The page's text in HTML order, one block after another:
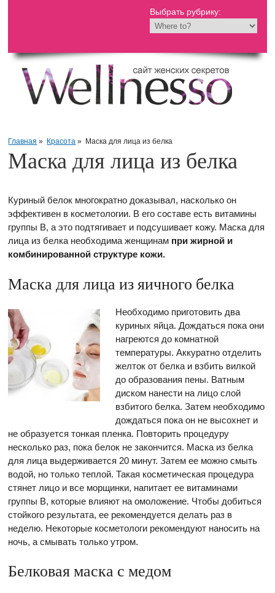
Выбрать рубрику:
Главная » Красота » Маска для лица из белка
Маска для лица из белка
Куриный белок многократно доказывал, насколько он
эффективен в косметологии. В его составе есть витамины
группы В, а это подтягивает и подсушивает кожу. Маска для
лица из белка необходима женщинам при жирной и
комбинированной структуре кожи.
Маска для лица из яичного белка
Необходимо приготовить два
куриных яйца. Дождаться пока они
нагреются до комнатной
температуры. Аккуратно отделить
желток от белка и взбить вилкой
до образования пены. Ватным
диском нанести на лицо слой
взбитого белка. Затем необходимо
дождаться пока он не высохнет и
не образуется тонкая пленка. Повторить процедуру
несколько раз, пока белок не закончится. Маска из белка
для лица выдерживается 20 минут. Затем ее можно смыть
водой, но только теплой. Такая косметическая процедура
стянет лицо и все морщинки, напитает ее витаминами
группы В, которые влияют на омоложение. Чтобы добиться
стойкого результата, ее рекомендуется делать раз в
неделю. Некоторые косметологи рекомендуют наносить на
ночь, а смывать только утром.
Белковая маска с медом